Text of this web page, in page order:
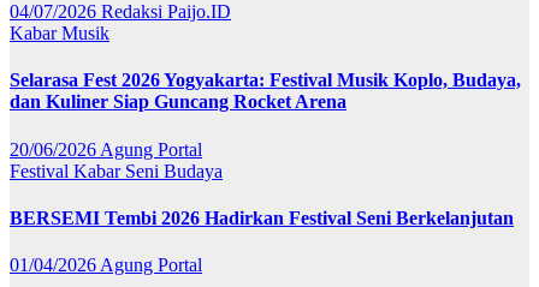
04/07/2026 Redaksi Paijo.ID
KabarMusik
Selarasa Fest 2026 Yogyakarta: Festival Musik Koplo, Budaya,
dan Kuliner Siap Guncang Rocket Arena
20/06/2026 Agung Portal
Festival Kabar Seni Budaya
BERSEMI Tembi 2026 Hadirkan Festival Seni Berkelanjutan
01/04/2026 Agung Portal